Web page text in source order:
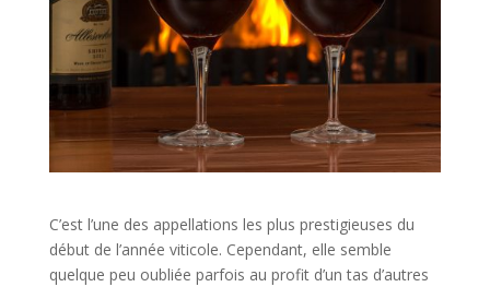
C’est l’une des appellations les plus prestigieuses du
début de l’année viticole. Cependant, elle semble
quelque peu oubliée parfois au profit d’un tas d’autres